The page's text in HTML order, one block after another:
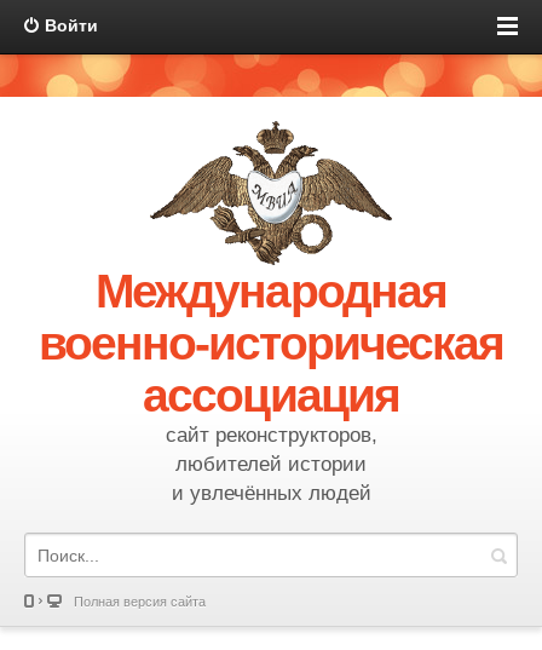
Войти
Международная
военно-историческая
ассоциация
сайт реконструкторов,
любителей истории
и увлечённых людей
Полная версия сайта